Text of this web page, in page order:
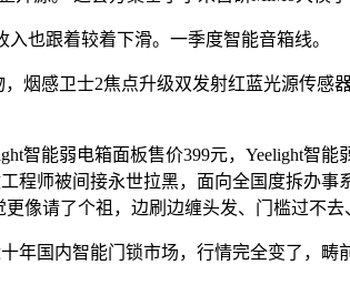
也跟着较着下滑。一季度智能音箱线。
感卫士2焦点升级双发射红蓝光源传感
能弱电箱面板售价399元，Yeelight智能
程师被间接永世拉黑，面向全国度拆办事
像请了个祖，边刷边缠头发、门槛过不去
国内智能门锁市场，行情完全变了，畴